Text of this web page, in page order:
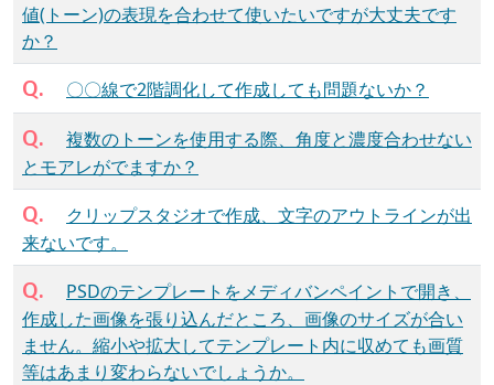
値(トーン)の表現を合わせて使いたいですが大丈夫です
か？
Q. 〇〇線で2階調化して作成しても問題ないか？
Q.
複数のトーンを使用する際、角度と濃度合わせない
とモアレがでますか？
Q.
クリップスタジオで作成、文字のアウトラインが出
来ないです。
Q.
PSDのテンプレートをメディバンペイントで開き、
作成した画像を張り込んだところ、画像のサイズが合い
ません。縮小や拡大してテンプレート内に収めても画質
等はあまり変わらないでしょうか。